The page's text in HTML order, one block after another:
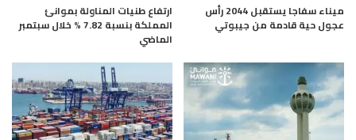
ميناء سفاجا يستقبل 2044 رأس
عجول حية قادمة من جيبوتي
ارتفاع طنيات المناولة بموانئ
المملكة بنسبة 7.82 % خلال سبتمبر
الماضي